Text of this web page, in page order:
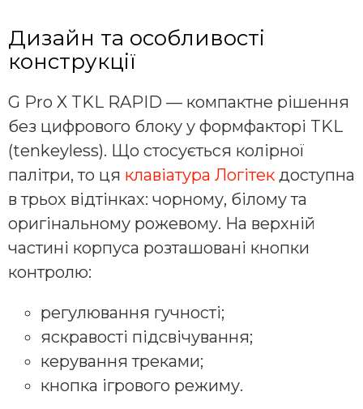
Дизайн та особливості
конструкції
G Pro X TKL RAPID — компактне рішення
без цифрового блоку у формфакторі TKL
(tenkeyless). Що стосується колірної
палітри, то ця клавіатура Логітек доступна
в трьох відтінках: чорному, білому та
оригінальному рожевому. На верхній
частині корпуса розташовані кнопки
контролю:
регулювання гучності;
яскравості підсвічування;
керування треками;
кнопка ігрового режиму.